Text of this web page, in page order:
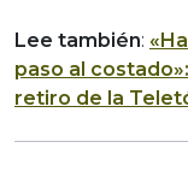
Lee también:
paso al
retiro de la